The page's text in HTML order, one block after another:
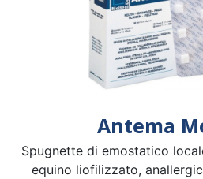
Antema
Spugnette di emostatico
equino liofilizzato,